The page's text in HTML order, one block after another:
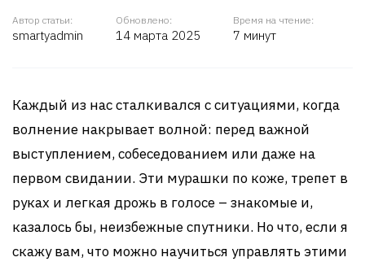
Автор статьи:
smartyadmin
Обновлено:
14 марта 2025
Время на чтение:
7 минут
Каждый из нас сталкивался с ситуациями, когда
волнение накрывает волной: перед важной
выступлением, собеседованием или даже на
первом свидании. Эти мурашки по коже, трепет в
руках и легкая дрожь в голосе – знакомые и,
казалось бы, неизбежные спутники. Но что, если я
скажу вам, что можно научиться управлять этими